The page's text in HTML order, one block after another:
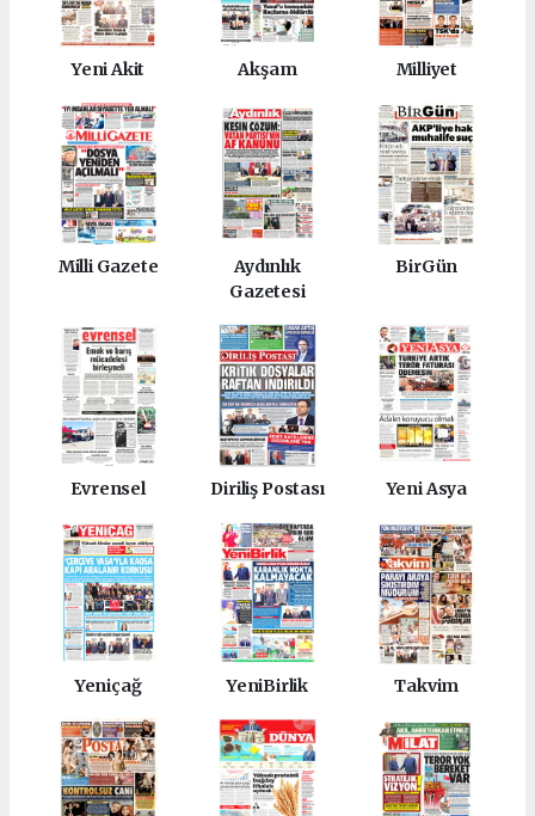
Yeni Akit Akşam Milliyet
Milli Gazete
Aydınlık
Gazetesi
BirGün
Evrensel Diriliş Postası Yeni Asya
Yeniçağ YeniBirlik Takvim